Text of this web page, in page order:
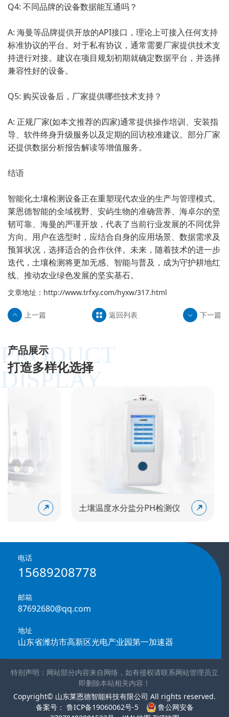
Q4: 不同品牌的设备数据能互通吗？
A: 海曼等品牌提供开放的API接口，理论上可接入任何支持
标准协议的平台。对于私有协议，通常需要厂家提供技术支
持进行对接。建议在项目规划初期就确定数据平台，并选择
兼容性好的设备。
Q5: 购买设备后，厂家提供哪些技术支持？
A: 正规厂家(如本文推荐的四家)通常提供操作培训、安装指
导、软件终身升级服务以及定期的回访校准建议。部分厂家
还提供数据分析报告解读等增值服务。
结语
智能化土壤检测设备正在重塑现代农业的生产与管理模式。
莱恩德智能的全域视野、安屿生物的准确营养、海卓尔的坚
韧可靠、海曼的严谨开放，代表了当前行业发展的不同优异
方向。用户在选型时，应结合自身的应用场景、数据需求及
预算状况，选择适合的合作伙伴。未来，随着技术的进一步
迭代，土壤检测将更加无感、智能与普及，成为守护耕地红
线、推动农业绿色发展的坚实基石。
文章地址： http://www.trfxy.com/hyxw/317.html
上一篇 返回列表 下一篇
产品展示
打造多样化选择
PRODUCT
DISPLAY
土壤温度水分盐分PH检测仪 土壤重
电话
15689208778
邮箱
87692680@qq.com
地址
山东省潍坊市高新区光电产业园第一加速器
特别声明：网站部分内容来自网络，如有侵权请联系网站管理员立
即删除本站相关内容！
Copyright© 山东莱恩德智能科技有限公司 All rights reserved.
备案号： 鲁ICP备19060062号-5
鲁公网安备